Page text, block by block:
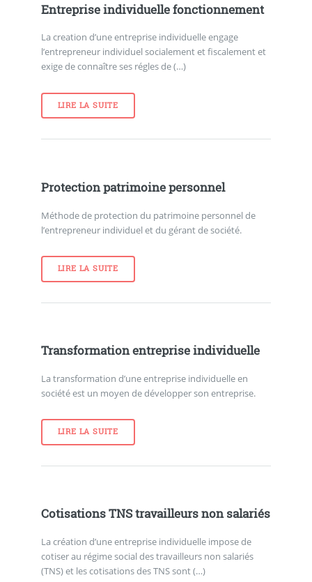
Entreprise individuelle fonctionnement
La creation d’une entreprise individuelle engage
l’entrepreneur individuel socialement et fiscalement et
exige de connaître ses régles de (…)
LIRE LA SUITE
Protection patrimoine personnel
Méthode de protection du patrimoine personnel de
l’entrepreneur individuel et du gérant de société.
LIRE LA SUITE
Transformation entreprise individuelle
La transformation d’une entreprise individuelle en
société est un moyen de développer son entreprise.
LIRE LA SUITE
Cotisations TNS travailleurs non salariés
La création d’une entreprise individuelle impose de
cotiser au régime social des travailleurs non salariés
(TNS) et les cotisations des TNS sont (…)